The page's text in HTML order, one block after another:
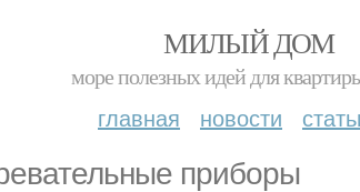
МИЛЫЙ ДОМ
море полезных идей для
главная новости
приборы